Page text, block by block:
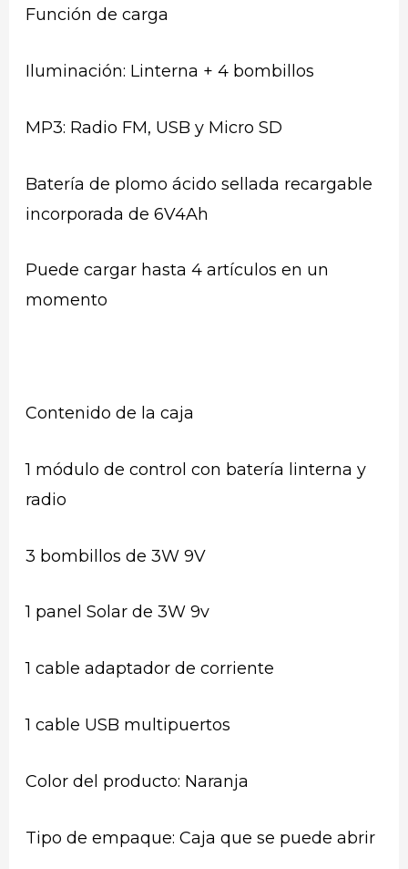
Función de carga
Iluminación: Linterna + 4 bombillos
MP3: Radio FM, USB y Micro SD
Batería de plomo ácido sellada recargable
incorporada de 6V4Ah
Puede cargar hasta 4 artículos en un
momento
Contenido de la caja
1 módulo de control con batería linterna y
radio
3 bombillos de 3W 9V
1 panel Solar de 3W 9v
1 cable adaptador de corriente
1 cable USB multipuertos
Color del producto: Naranja
Tipo de empaque: Caja que se puede abrir